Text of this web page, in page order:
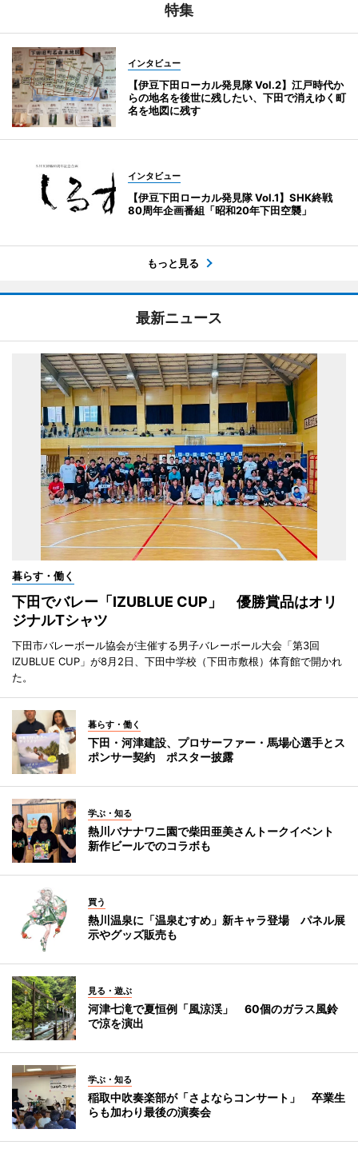
特集
インタビュー
【伊豆下田ローカル発見隊 Vol.2】江戸時代か
らの地名を後世に残したい、下田で消えゆく町
名を地図に残す
インタビュー
【伊豆下田ローカル発見隊 Vol.1】SHK終戦
80周年企画番組「昭和20年下田空襲」
もっと見る
最新ニュース
暮らす・働く
下田でバレー「IZUBLUE CUP」 優勝賞品はオリ
ジナルTシャツ
下田市バレーボール協会が主催する男子バレーボール大会「第3回
IZUBLUE CUP」が8月2日、下田中学校（下田市敷根）体育館で開かれ
た。
暮らす・働く
下田・河津建設、プロサーファー・馬場心選手とス
ポンサー契約 ポスター披露
学ぶ・知る
熱川バナナワニ園で柴田亜美さんトークイベント
新作ビールでのコラボも
買う
熱川温泉に「温泉むすめ」新キャラ登場 パネル展
示やグッズ販売も
見る・遊ぶ
河津七滝で夏恒例「風涼渓」 60個のガラス風鈴
で涼を演出
学ぶ・知る
稲取中吹奏楽部が「さよならコンサート」 卒業生
らも加わり最後の演奏会